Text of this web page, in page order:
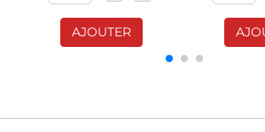
AJOUTER